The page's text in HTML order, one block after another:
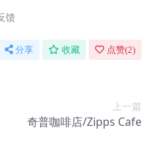
馈
分享 收藏 点赞(2)
上一篇
奇普咖啡店/Zipps Cafe